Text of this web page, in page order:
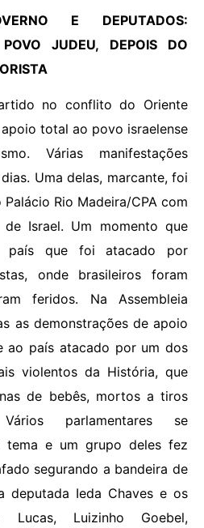
E DEPUTADOS:
JUDEU, DEPOIS DO
no conflito do Oriente
total ao povo israelense
Várias manifestações
Uma delas, marcante, foi
Rio Madeira/CPA com
Israel. Um momento que
país que foi atacado por
onde brasileiros foram
feridos. Na Assembleia
as demonstrações de apoio
ao país atacado por um dos
violentos da História, que
de bebês, mortos a tiros
parlamentares se
tema e um grupo deles fez
segurando a bandeira de
deputada Ieda Chaves e os
Lucas, Luizinho Goebel,